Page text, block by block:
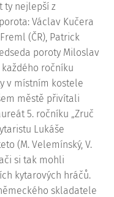
ty nejlepší z
Václav Kučera
(ČR), Patrick
poroty Miloslav
každého ročníku
v místním kostele
městě přivítali
5. ročníku „Zruč
Lukáše
(M. Velemínský, V.
si tak mohli
kytarových hráčů.
skladatele